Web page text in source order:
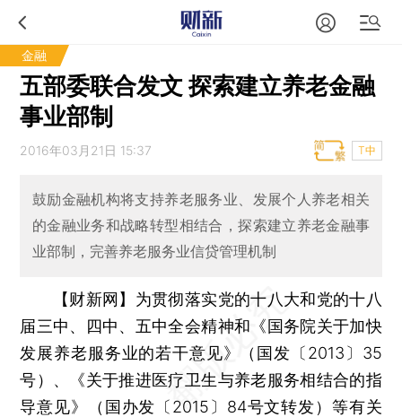
金融
五部委联合发文 探索建立养老金融
事业部制
2016年03月21日 15:37 T中
鼓励金融机构将支持养老服务业、发展个人养老相关
的金融业务和战略转型相结合，探索建立养老金融事
业部制，完善养老服务业信贷管理机制
【财新网】 为贯彻落实党的十八大和党的十八
届三中、四中、五中全会精神和《国务院关于加快
发展养老服务业的若干意见》（国发〔2013〕35
号）、《关于推进医疗卫生与养老服务相结合的指
导意见》（国办发〔2015〕84号文转发）等有关